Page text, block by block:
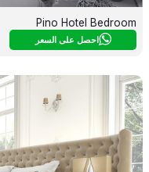
Pino Hotel Bedroom
احصل على السعر